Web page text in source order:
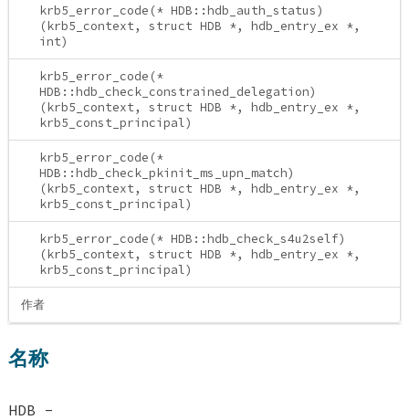
krb5_error_code(* HDB::hdb_auth_status)
(krb5_context, struct HDB *, hdb_entry_ex *,
int)
krb5_error_code(*
HDB::hdb_check_constrained_delegation)
(krb5_context, struct HDB *, hdb_entry_ex *,
krb5_const_principal)
krb5_error_code(*
HDB::hdb_check_pkinit_ms_upn_match)
(krb5_context, struct HDB *, hdb_entry_ex *,
krb5_const_principal)
krb5_error_code(* HDB::hdb_check_s4u2self)
(krb5_context, struct HDB *, hdb_entry_ex *,
krb5_const_principal)
作者
名称
HDB -